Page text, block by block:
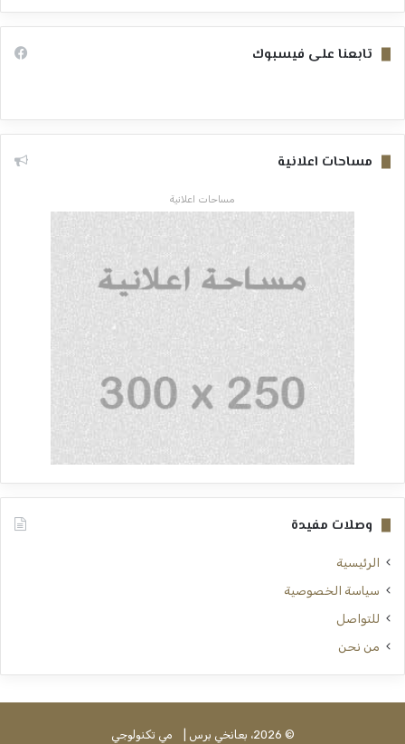
تابعنا على فيسبوك
مساحات اعلانية
مساحات اعلانية
وصلات مفيدة
الرئيسية
سياسة الخصوصية
للتواصل
من نحن
© 2026، بعانخي برس | مي تكنولوجي